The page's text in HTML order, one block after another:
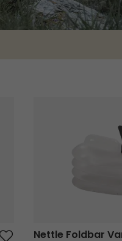
Nettle Foldbar